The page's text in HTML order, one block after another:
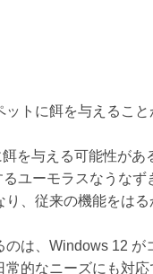
ットに餌を与えること
餌を与える可能性が
ユーモラスなうな
、従来の機能をは
のは、Windows 12
常的なニーズにも対